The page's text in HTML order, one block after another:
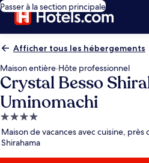
Passer à la section principale
Afficher tous les hébergements
Maison entière·Hôte professionnel
Crystal Besso
Uminomachi
Hébergement
4.0 étoiles
Maison de vacances avec cuisine,
Shirahama